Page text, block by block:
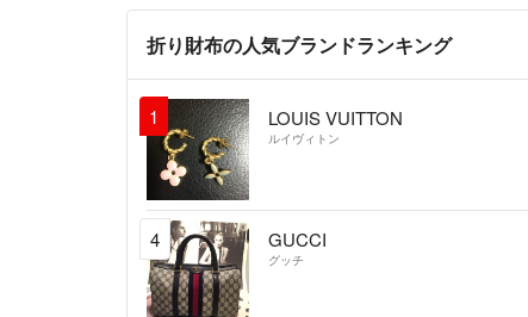
折り財布の人気ブランドランキング
1 LOUIS VUITTON
ルイヴィトン
4 GUCCI
グッチ